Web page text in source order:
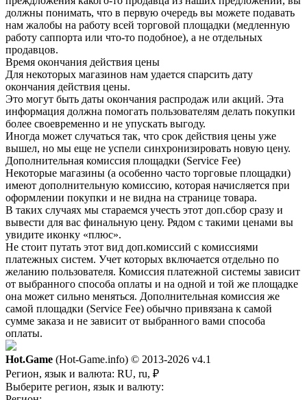
должны понимать, что в первую очередь вы можете подавать
нам жалобы на работу всей торговой площадки (медленную
работу саппорта или что-то подобное), а не отдельных
продавцов.
Время окончания действия цены
Для некоторых магазинов нам удается спарсить дату
окончания действия цены.
Это могут быть даты окончания распродаж или акций. Эта
информация должна помогать пользователям делать покупки
более своевременно и не упускать выгоду.
Иногда может случаться так, что срок действия цены уже
вышел, но мы еще не успели синхронизировать новую цену.
Дополнительная комиссия площадки (Service Fee)
Некоторые магазины (а особенно часто торговые площадки)
имеют дополнительную комиссию, которая начисляется при
оформлении покупки и не видна на странице товара.
В таких случаях мы стараемся учесть этот доп.сбор сразу и
вывести для вас финальную цену. Рядом с такими ценами вы
увидите иконку «плюс».
Не стоит путать этот вид доп.комиссий с комиссиями
платежных систем. Учет которых включается отдельно по
желанию пользователя. Комиссия платежной системы зависит
от выбранного способа оплаты и на одной и той же площадке
она может сильно меняться. Дополнительная комиссия же
самой площадки (Service Fee) обычно привязана к самой
сумме заказа и не зависит от выбранного вами способа
оплаты.
Hot.Game (Hot-Game.info) © 2013-2026 v4.1
Регион, язык и валюта: RU, ru, ₽
Выберите регион, язык и валюту: